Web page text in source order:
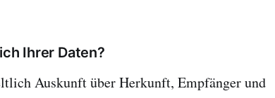
Ihrer Daten?
Auskunft über Herkunft, Empfänger und